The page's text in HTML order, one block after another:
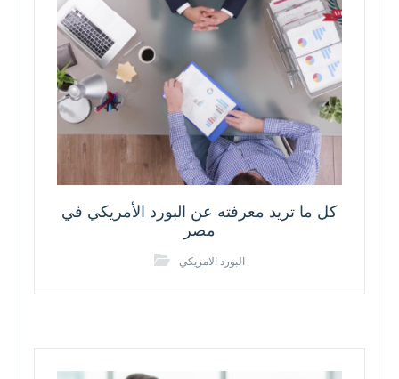
كل ما تريد معرفته عن البورد الأمريكي في
مصر
البورد الامريكي